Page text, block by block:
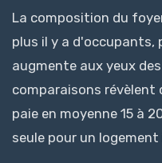
La composition du
plus il y a d'occupants,
augmente aux yeux
comparaisons
paie en moyenne 15 à
seule pour un